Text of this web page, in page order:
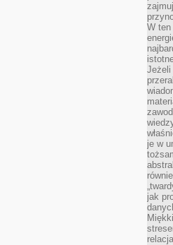
W
je w
jak